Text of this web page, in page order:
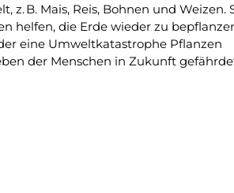
z. B. Mais, Reis, Bohnen und Weizen.
helfen, die Erde wieder zu
eine Umweltkatastrophe Pflanzen
der Menschen in Zukunft